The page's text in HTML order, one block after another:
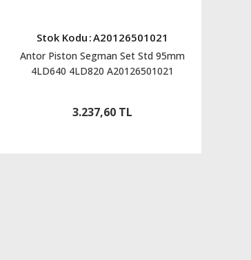
Stok Kodu :A20126501021
Antor Piston Segman Set Std 95mm
4LD640 4LD820 A20126501021
3.237,60 TL